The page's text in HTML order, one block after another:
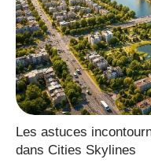
Les astuces
dans Cities Skylines